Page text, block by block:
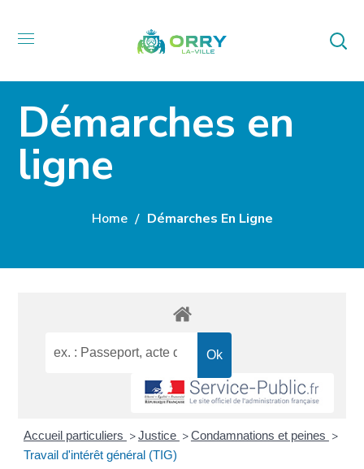
Démarches en
ligne
Home Démarches En Ligne
Accueil particuliers >Justice >Condamnations et peines >
Travail d'intérêt général (TIG)